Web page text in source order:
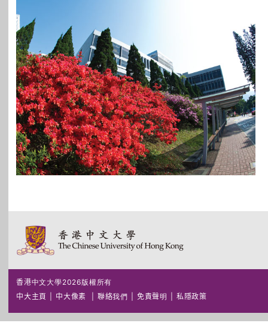
香港中文大學2026版權所有
中大主頁
中大像素 聯絡我們 免責聲明 私隱政策